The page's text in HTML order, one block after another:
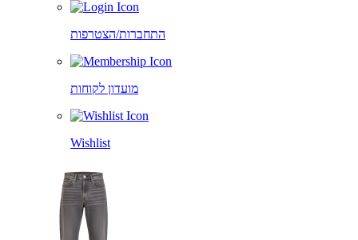
התחברות/הצטרפות
מועדון לקוחות
Wishlist